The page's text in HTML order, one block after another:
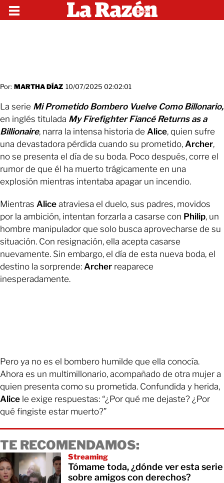
Por: MARTHA DÍAZ 10/07/2025 02:02:01
La serie Mi Prometido Bombero Vuelve Como Billonario,
en inglés titulada My Firefighter Fiancé Returns as a
Billionaire, narra la intensa historia de Alice, quien sufre
una devastadora pérdida cuando su prometido, Archer,
no se presenta el día de su boda. Poco después, corre el
rumor de que él ha muerto trágicamente en una
explosión mientras intentaba apagar un incendio.
Mientras Alice atraviesa el duelo, sus padres, movidos
por la ambición, intentan forzarla a casarse con Philip, un
hombre manipulador que solo busca aprovecharse de su
situación. Con resignación, ella acepta casarse
nuevamente. Sin embargo, el día de esta nueva boda, el
destino la sorprende: Archer reaparece
inesperadamente.
Pero ya no es el bombero humilde que ella conocía.
Ahora es un multimillonario, acompañado de otra mujer a
quien presenta como su prometida. Confundida y herida,
Alice le exige respuestas: “¿Por qué me dejaste? ¿Por
qué fingiste estar muerto?”
TE RECOMENDAMOS:
Streaming
Tómame toda, ¿dónde ver esta serie
sobre amigos con derechos?